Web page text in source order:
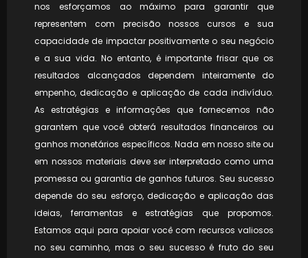
nos esforçamos ao máximo para garantir que
representem com precisão nossos cursos e sua
capacidade de impactar positivamente o seu negócio
e a sua vida. No entanto, é importante frisar que os
resultados alcançados dependem inteiramente do
empenho, dedicação e aplicação de cada indivíduo.
As estratégias e informações que fornecemos não
garantem que você obterá resultados financeiros ou
ganhos monetários específicos. Nada em nosso site ou
em nossos materiais deve ser interpretado como uma
promessa ou garantia de ganhos futuros. Seu sucesso
depende do seu esforço, dedicação e aplicação das
ideias, ferramentas e estratégias que propomos.
Estamos aqui para apoiar você com recursos valiosos
no seu caminho, mas o seu sucesso é fruto do seu